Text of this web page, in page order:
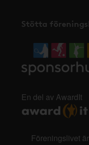
Stötta
En del av AwardIt
Föreningslivet